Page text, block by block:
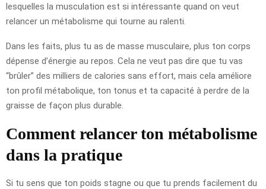
lesquelles la musculation est si intéressante quand on veut
relancer un métabolisme qui tourne au ralenti.
Dans les faits, plus tu as de masse musculaire, plus ton corps
dépense d’énergie au repos. Cela ne veut pas dire que tu vas
“brûler” des milliers de calories sans effort, mais cela améliore
ton profil métabolique, ton tonus et ta capacité à perdre de la
graisse de façon plus durable.
Comment relancer ton métabolisme
dans la pratique
Si tu sens que ton poids stagne ou que tu prends facilement du